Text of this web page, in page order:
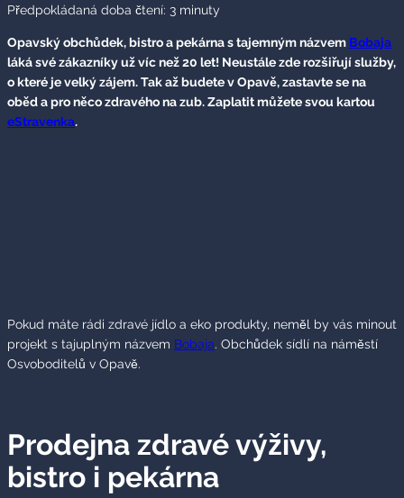
Předpokládaná doba čtení: 3 minuty
Opavský obchůdek, bistro a pekárna s tajemným názvem Bobaja
láká své zákazníky už víc než 20 let! Neustále zde rozšiřují služby,
o které je velký zájem. Tak až budete v Opavě, zastavte se na
oběd a pro něco zdravého na zub. Zaplatit můžete svou kartou
eStravenka.
Pokud máte rádi zdravé jídlo a eko produkty, neměl by vás minout
projekt s tajuplným názvem Bobaja. Obchůdek sídlí na náměstí
Osvoboditelů v Opavě.
Prodejna zdravé výživy,
bistro i pekárna